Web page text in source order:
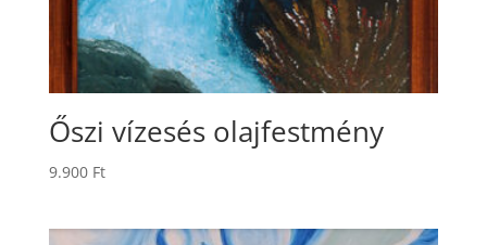
Őszi vízesés olajfestmény
9.900 Ft